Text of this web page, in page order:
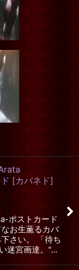
[カバネド]
ポストカード
お生薫るカバ
さい。 「待ち
迷宮画達。"…